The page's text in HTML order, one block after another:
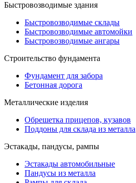
Быстровозводимые здания
Быстровозводимые склады
Быстровозводимые автомойки
Быстровозводимые ангары
Строительство фундамента
Фундамент для забора
Бетонная дорога
Металлические изделия
Обрешетка прицепов, кузавов
Поддоны для склада из металла
Эстакады, пандусы, рампы
Эстакады автомобильные
Пандусы из металла